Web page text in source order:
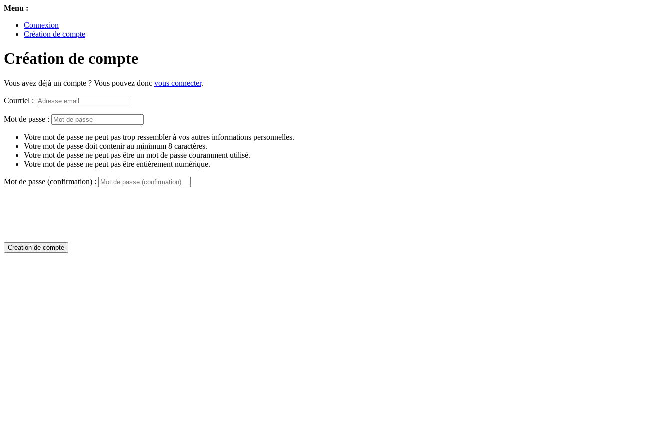
Menu :
Connexion
Création de compte
Création de compte
Vous avez déjà un compte ? Vous pouvez donc vous connecter.
Courriel :
Mot de passe :
Votre mot de passe ne peut pas trop ressembler à vos autres informations personnelles.
Votre mot de passe doit contenir au minimum 8 caractères.
Votre mot de passe ne peut pas être un mot de passe couramment utilisé.
Votre mot de passe ne peut pas être entièrement numérique.
Mot de passe (confirmation) :
Création de compte